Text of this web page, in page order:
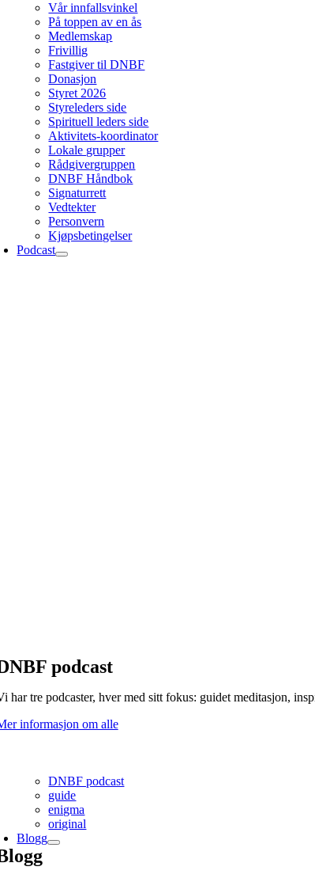
Vår innfallsvinkel
På toppen av en ås
Medlemskap
Frivillig
Fastgiver til DNBF
Donasjon
Styret 2026
Styreleders side
Spirituell leders side
Aktivitets-koordinator
Lokale grupper
Rådgivergruppen
DNBF Håndbok
Signaturrett
Vedtekter
Personvern
Kjøpsbetingelser
Podcast
podcast
har tre podcaster, hver med sitt fokus: guidet meditasjon,
informasjon om alle
DNBF podcast
guide
enigma
original
Blogg